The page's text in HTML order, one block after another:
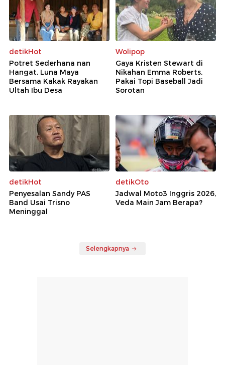
detikHot
Potret Sederhana nan
Hangat, Luna Maya
Bersama Kakak Rayakan
Ultah Ibu Desa
Wolipop
Gaya Kristen Stewart di
Nikahan Emma Roberts,
Pakai Topi Baseball Jadi
Sorotan
detikHot
Penyesalan Sandy PAS
Band Usai Trisno
Meninggal
detikOto
Jadwal Moto3 Inggris 2026,
Veda Main Jam Berapa?
Selengkapnya